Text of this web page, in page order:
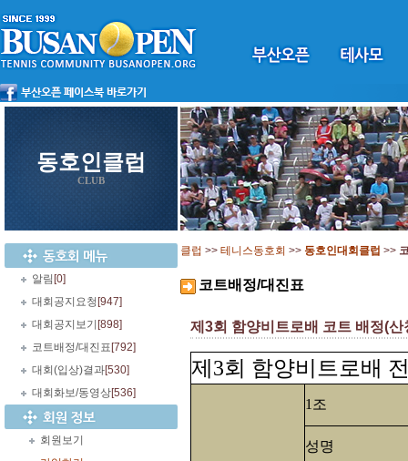
동호인클럽
CLUB
알림 [0]
대회공지요청 [947]
대회공지보기 [898]
코트배정/대진표 [792]
대회(입상)결과[530]
대회화보/동영상[536]
회원보기
클럽 >> 테니스동호회 >> 동호인대회클럽 >>
코트배정/대진표
제3회 함양비트로배 코트 배정(산
제3회 함양비트로배
1조
성명